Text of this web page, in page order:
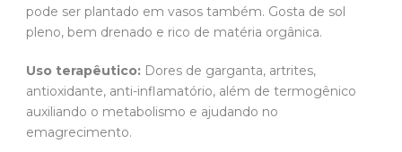
pode ser plantado em vasos também. Gosta de sol
pleno, bem drenado e rico de matéria orgânica.
Uso terapêutico: Dores de garganta, artrites,
antioxidante, anti-inflamatório, além de termogênico
auxiliando o metabolismo e ajudando no
emagrecimento.